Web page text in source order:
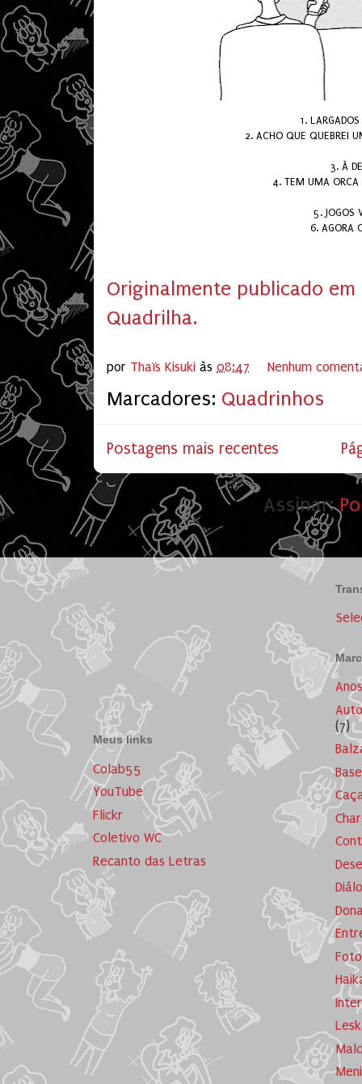
1.
2. ACHO QUE QUEBREI
3. À
4. TEM UMA ORCA
5. JOGOS
6. AGORA
Originalmente publicado
Quadrilha.
por Thaïs Kisuki às 08:47 Nenhum
Marcadores: Quadrinhos
Postagens mais recentes
Assinar:
Meus links
Colab55
YouTube
Flickr
Coletivo WC
Recanto das Letras
(7)